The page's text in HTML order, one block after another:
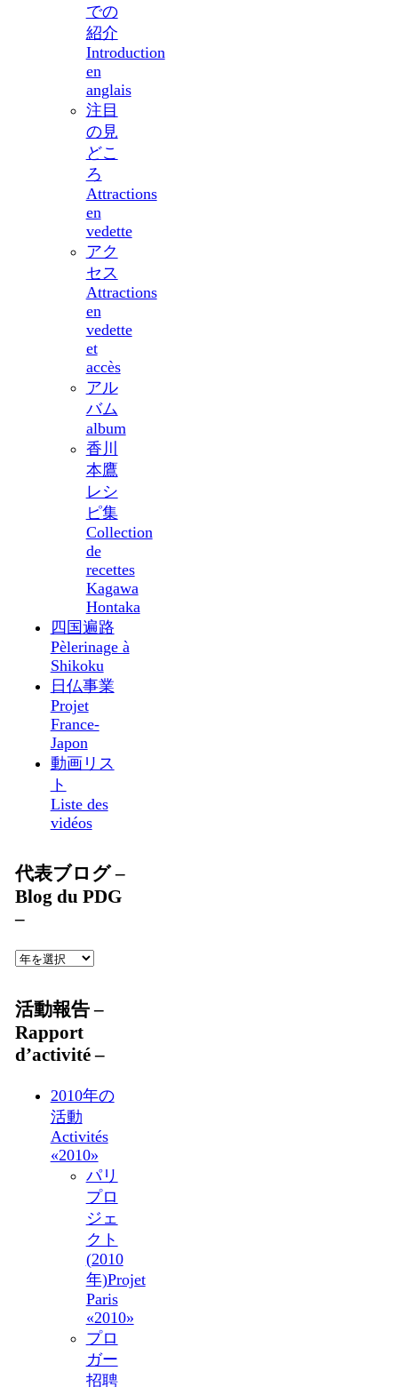
での
紹介
Introduction
en
anglais
注目
の見
どこ
ろ
Attractions
en
vedette
アク
セス
Attractions
en
vedette
et
accès
アル
バム
album
香川
本鷹
レシ
ピ集
Collection
de
recettes
Kagawa
Hontaka
四国遍路
Pèlerinage à
Shikoku
日仏事業
Projet
France-
Japon
動画リス
ト
Liste des
vidéos
代表ブログ –
Blog du PDG
–
活動報告 –
Rapport
d’activité –
2010年の
活動
Activités
«2010»
パリ
プロ
ジェ
クト
(2010
年)Projet
Paris
«2010»
プロ
ガー
招聘